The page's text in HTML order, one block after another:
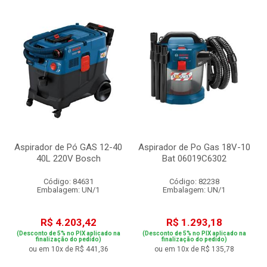
Aspirador de Pó GAS 12-40
40L 220V Bosch
Código: 84631
Embalagem: UN/1
R$ 4.203,42
(Desconto de 5% no PIX aplicado na
finalização do pedido)
ou em 10x de R$ 441,36
Aspirador de Po Gas 18V-10
Bat 06019C6302
Código: 82238
Embalagem: UN/1
R$ 1.293,18
(Desconto de 5% no PIX aplicado na
finalização do pedido)
ou em 10x de R$ 135,78